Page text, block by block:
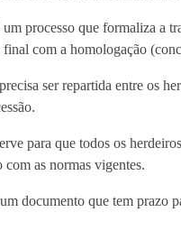
processo que formaliza a
final com a homologação
ser repartida entre os
para que todos os
com as normas vigentes.
documento que tem prazo